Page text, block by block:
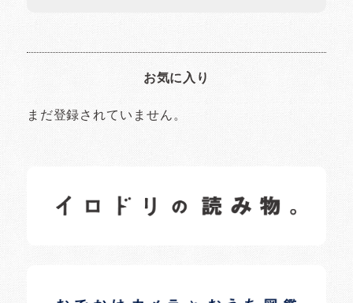
お気に入り
まだ登録されていません。
日常の様子など随時更新中です。
日常の様子など随時更新中です。